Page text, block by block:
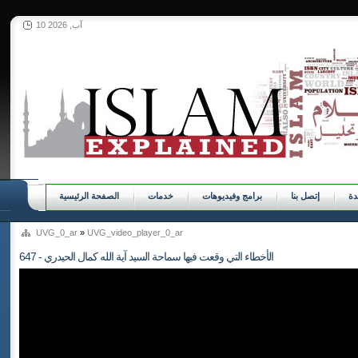
10 آب, 2026
الصفحة الرئيسية خدمات برامج وفيديوهات إتصل بنا
UVG_0_ar » UVG_video_player_0_ar
647 - الأخطاء التي وقعت فيها سماحة السيد آية الله كمال الحيدري